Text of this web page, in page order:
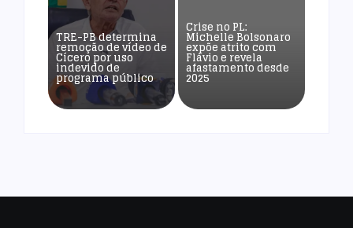
TRE-PB determina
remoção de vídeo de
Cícero por uso
indevido de
programa público
Crise no PL:
Michelle Bolsonaro
expõe atrito com
Flávio e revela
afastamento desde
2025